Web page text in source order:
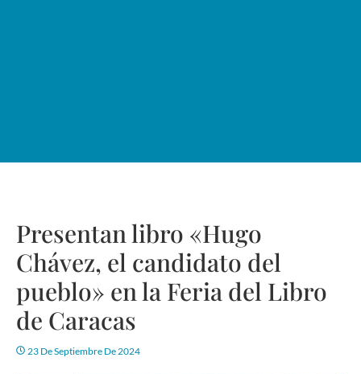
Presentan libro «Hugo
Chávez, el candidato del
pueblo» en la Feria del Libro
de Caracas
23 De Septiembre De 2024